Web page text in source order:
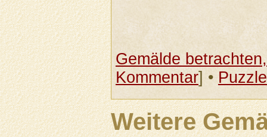
Gemälde
Kommentar] • Puzzle
Weitere